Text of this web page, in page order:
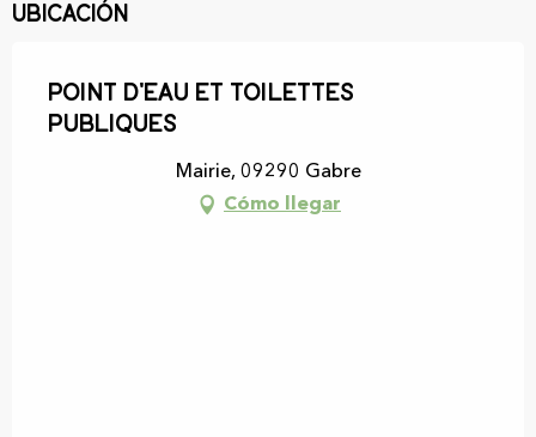
Ubicación
Point d'eau et toilettes
publiques
Mairie, 09290 Gabre
Cómo llegar